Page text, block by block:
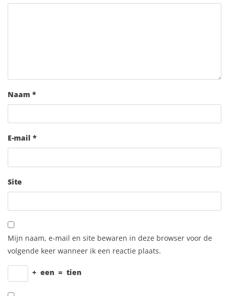
Naam *
E-mail *
Site
Mijn naam, e-mail en site bewaren in deze browser voor de
volgende keer wanneer ik een reactie plaats.
+ een = tien